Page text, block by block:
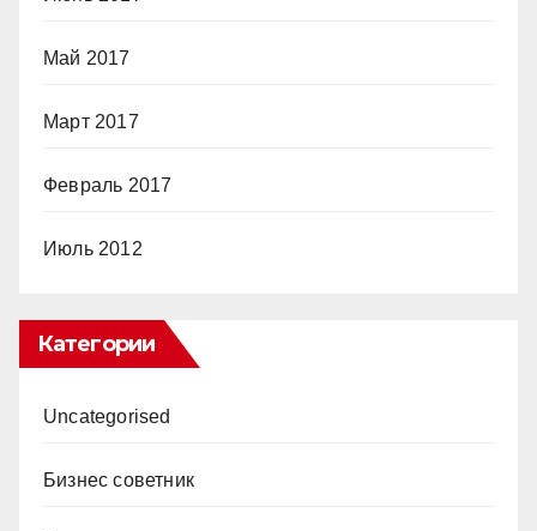
Май 2017
Март 2017
Февраль 2017
Июль 2012
Категории
Uncategorised
Бизнес советник